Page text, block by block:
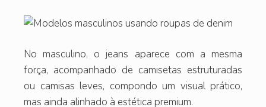
No masculino, o jeans aparece com a mesma
força, acompanhado de camisetas estruturadas
ou camisas leves, compondo um visual prático,
mas ainda alinhado à estética premium.